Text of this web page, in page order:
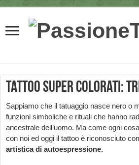
Tattoo super colorati:
Sappiamo che il tatuaggio nasce nero o
funzioni simboliche e rituali che hanno
ancestrale dell’uomo. Ma come ogni
con noi ed oggi il tattoo è riconosciuto
artistica di autoespressione.